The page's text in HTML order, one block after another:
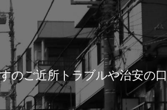
のご近所トラブルや治安の